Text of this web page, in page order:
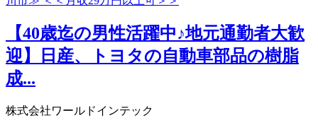
【40歳迄の男性活躍中♪地元通勤者大歓
迎】日産、トヨタの自動車部品の樹脂
成...
株式会社ワールドインテック